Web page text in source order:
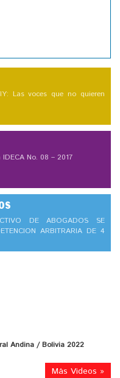
Las voces que no quieren
No. 08 – 2017
DE ABOGADOS SE
ARBITRARIA DE 4
Andina / Bolivia 2022
Más Videos »